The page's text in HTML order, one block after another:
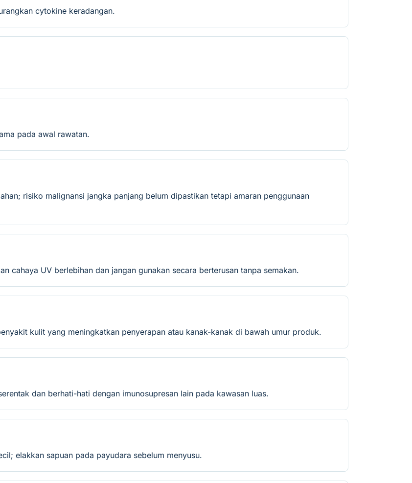
cytokine keradangan.
pada awal rawatan.
risiko malignansi jangka panjang belum dipastikan tetapi amaran penggunaan
cahaya UV berlebihan dan jangan gunakan secara berterusan tanpa semakan.
kulit yang meningkatkan penyerapan atau kanak-kanak di bawah umur produk.
dan berhati-hati dengan imunosupresan lain pada kawasan luas.
elakkan sapuan pada payudara sebelum menyusu.